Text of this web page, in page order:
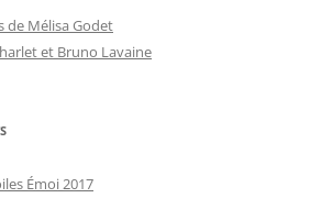
de Mélisa Godet
et Bruno Lavaine
Émoi 2017